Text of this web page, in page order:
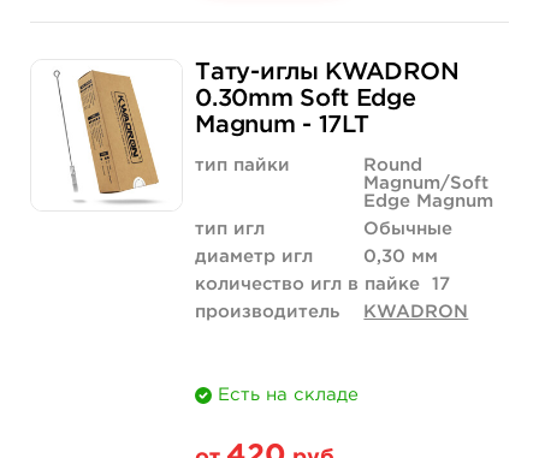
Цена
Количество
315 руб.
купить
630 руб.
Тату-иглы KWADRON
0.30mm Soft Edge
Magnum - 17LT
тип пайки
Round
Magnum/Soft
Edge Magnum
тип игл
Обычные
диаметр игл
0,30 мм
количество игл в пайке
17
производитель
KWADRON
Есть на складе